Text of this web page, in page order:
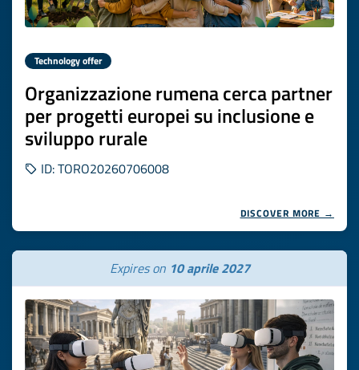
Technology offer
Organizzazione rumena cerca partner
per progetti europei su inclusione e
sviluppo rurale
ID: TORO20260706008
DISCOVER MORE →
Expires on 10 aprile 2027